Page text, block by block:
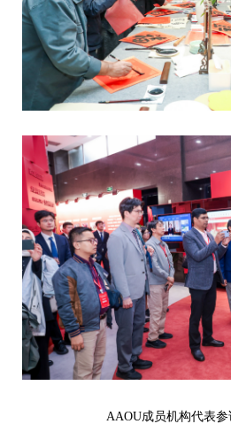
AAOU成员机构代表